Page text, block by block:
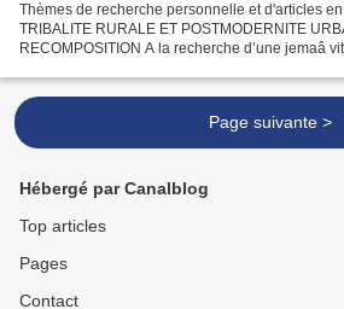
Thèmes de recherche personnelle et d'articles
TRIBALITE RURALE ET POSTMODERNITE
RECOMPOSITION A la recherche d’une jemaâ
Page suivante >
Hébergé par Canalblog
Top articles
Pages
Contact